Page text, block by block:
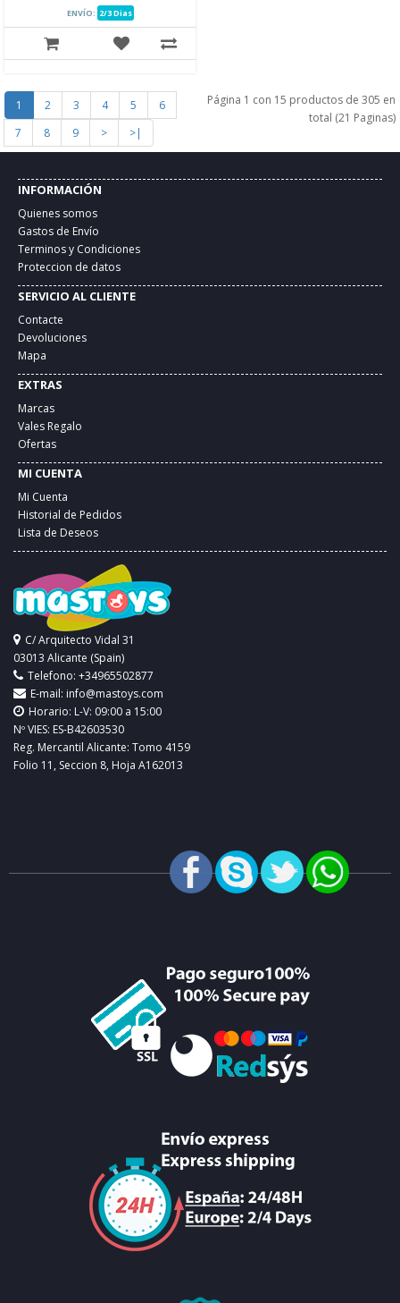
ENVÍO: 2/3 Dias
1 2 3 4 5
6
7
8 9 > >|
Página 1 con 15 productos de 305 en
total (21 Paginas)
INFORMACIÓN
Quienes somos
Gastos de Envío
Terminos y Condiciones
Proteccion de datos
SERVICIO AL CLIENTE
Contacte
Devoluciones
Mapa
EXTRAS
Marcas
Vales Regalo
Ofertas
MI CUENTA
Mi Cuenta
Historial de Pedidos
Lista de Deseos
C/ Arquitecto Vidal 31
03013 Alicante (Spain)
Telefono: +34965502877
E-mail: info@mastoys.com
Horario: L-V: 09:00 a 15:00
Nº VIES: ES-B42603530
Reg. Mercantil Alicante: Tomo 4159
Folio 11, Seccion 8, Hoja A162013